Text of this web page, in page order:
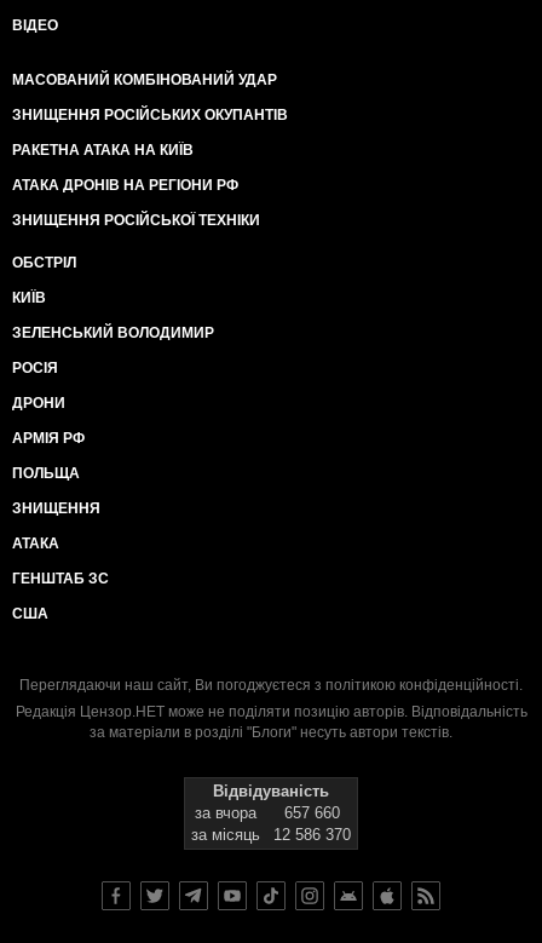
ВІДЕО
МАСОВАНИЙ КОМБІНОВАНИЙ УДАР
ЗНИЩЕННЯ РОСІЙСЬКИХ ОКУПАНТІВ
РАКЕТНА АТАКА НА КИЇВ
АТАКА ДРОНІВ НА РЕГІОНИ РФ
ЗНИЩЕННЯ РОСІЙСЬКОЇ ТЕХНІКИ
ОБСТРІЛ
КИЇВ
ЗЕЛЕНСЬКИЙ ВОЛОДИМИР
РОСІЯ
ДРОНИ
АРМІЯ РФ
ПОЛЬЩА
ЗНИЩЕННЯ
АТАКА
ГЕНШТАБ ЗС
США
Переглядаючи наш сайт, Ви погоджуєтеся з політикою конфіденційності.
Редакція Цензор.НЕТ може не поділяти позицію авторів. Відповідальність
за матеріали в розділі "Блоги" несуть автори текстів.
Відвідуваність
за вчора
657 660
за місяць
12 586 370